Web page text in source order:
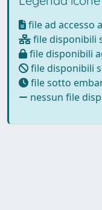
file ad accesso
file disponibili
file disponibili
file disponibili
file sotto
nessun file